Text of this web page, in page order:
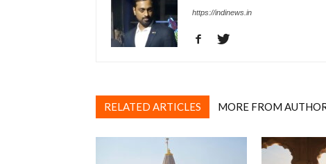
https://indinews.in
RELATED ARTICLES MORE FROM